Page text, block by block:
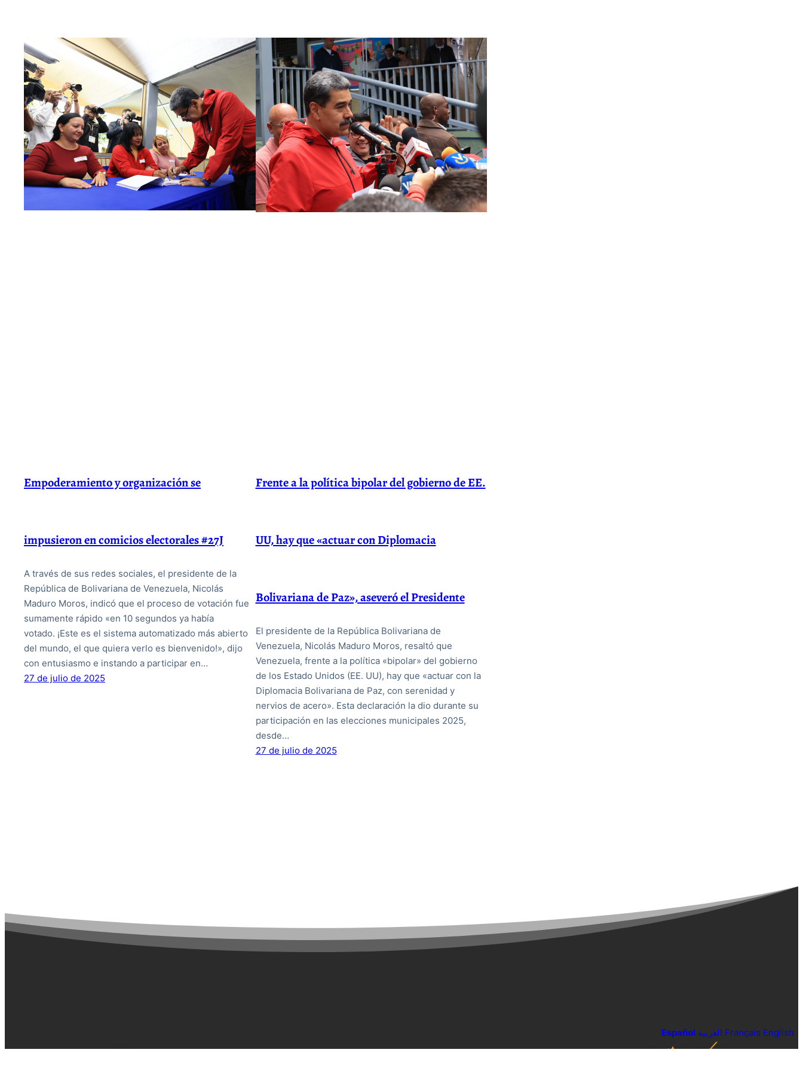
Empoderamiento y organización se
impusieron en comicios electorales #27J
A través de sus redes sociales, el presidente de la
República de Bolivariana de Venezuela, Nicolás
Maduro Moros, indicó que el proceso de votación fue
sumamente rápido «en 10 segundos ya había
votado. ¡Este es el sistema automatizado más abierto
del mundo, el que quiera verlo es bienvenido!», dijo
con entusiasmo e instando a participar en…
27 de julio de 2025
Frente a la política bipolar del gobierno de EE.
UU, hay que «actuar con Diplomacia
Bolivariana de Paz», aseveró el Presidente
El presidente de la República Bolivariana de
Venezuela, Nicolás Maduro Moros, resaltó que
Venezuela, frente a la política «bipolar» del gobierno
de los Estado Unidos (EE. UU), hay que «actuar con la
Diplomacia Bolivariana de Paz, con serenidad y
nervios de acero». Esta declaración la dio durante su
participación en las elecciones municipales 2025,
desde…
27 de julio de 2025
Español العربية Français English